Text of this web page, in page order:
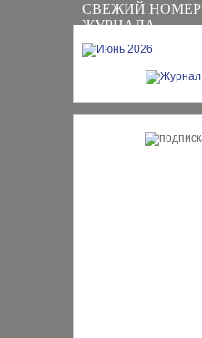
СВЕЖИЙ НОМЕР
ЖУРНАЛА